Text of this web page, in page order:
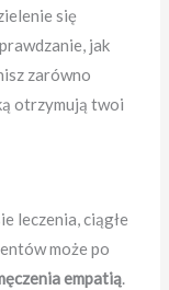
się
jak
zarówno
otrzymują twoi
leczenia, ciągłe
może po
empatią.